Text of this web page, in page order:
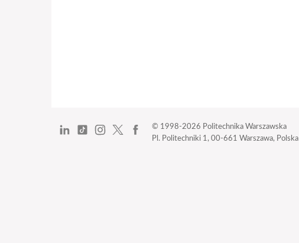
© 1998-2026 Politechnika Warszawska
Pl. Politechniki 1, 00-661 Warszawa, Polska